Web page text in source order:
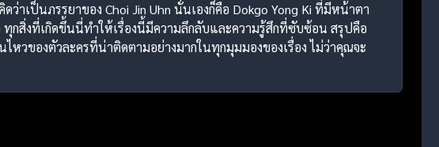
เป็นภรรยาของ Choi Jin Uhn นั่นเองก็คือ Dokgo Yong Ki ที่มีหน้าตา
กสิ่งที่เกิดขึ้นนี่ทำให้เรื่องนี้มีความลึกลับและความรู้สึกที่ซับซ้อน สรุปคือ
หวของตัวละครที่น่าติดตามอย่างมากในทุกมุมมองของเรื่อง ไม่ว่าคุณจะ